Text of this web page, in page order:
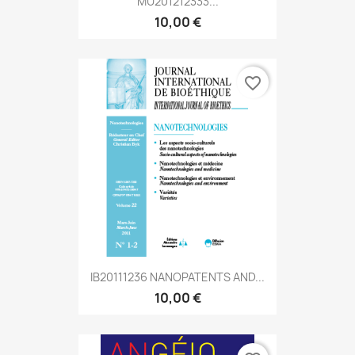
10,00 €
IB20111236 NANOPATENTS AND...
10,00 €
favorite_border